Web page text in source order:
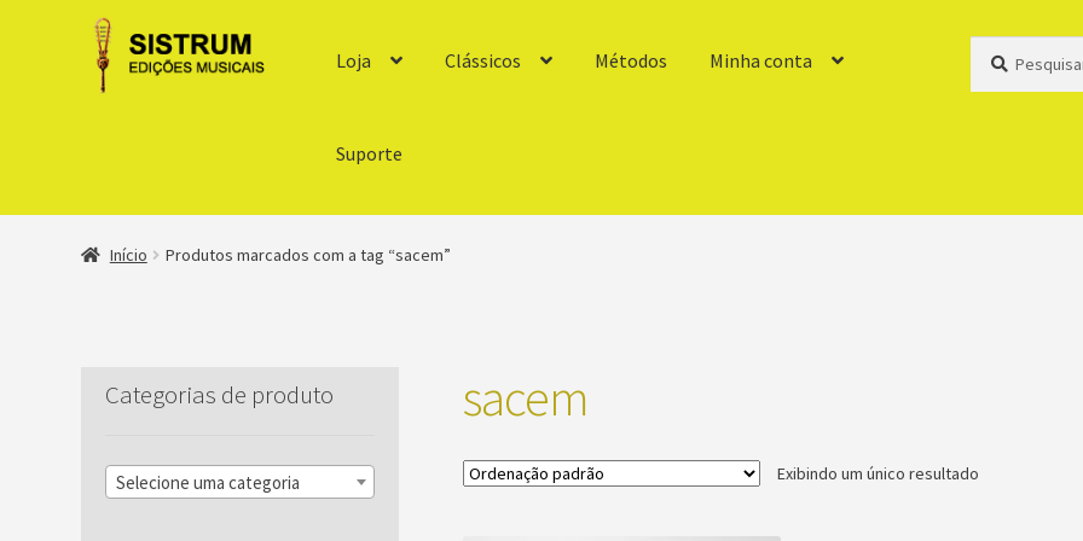
Loja Clássicos Métodos Minha conta
Suporte
Pesquisar
Início Produtos marcados com a tag “sacem”
sacem
Exibindo um único resultado
Categorias de produto
Selecione uma categoria